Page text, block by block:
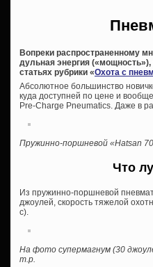
Вопреки распространенному
дульная энергия («мощность»),
статьях рубрики «Охота с
Абсолютное большинство
куда доступней по цене и
Pre-Charge Pneumatics. Даже в
Пружинно-поршневой «Hatsan
Что
Из пружинно-поршневой
джоулей, скорость тяжелой
с).
На фото супермагнум (30
т.р.